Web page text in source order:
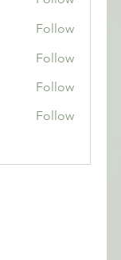
Follow
Follow
Follow
Follow